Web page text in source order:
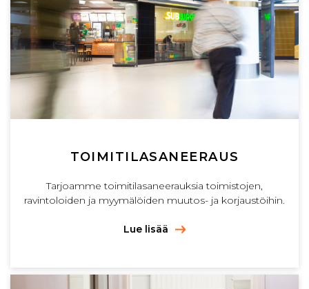
TOIMITILA­SANEERAUS
Tarjoamme toimitilasaneerauksia toimistojen,
ravintoloiden ja myymälöiden muutos- ja korjaustöihin.
Lue lisää